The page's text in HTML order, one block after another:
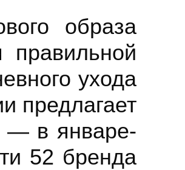
образа
ухода
предлагает
— в январе-
52 бренда